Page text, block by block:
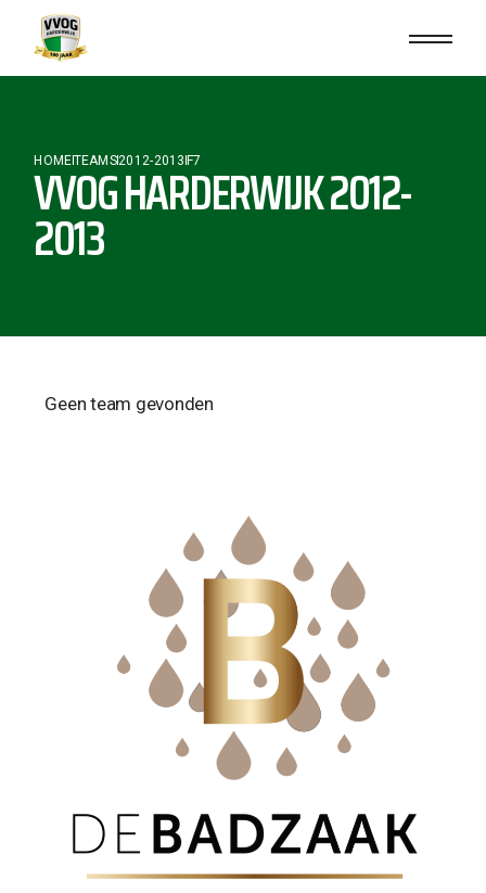
HOMETEAMS2012-2013 F7
VVOG HARDERWIJK 2012-
2013
Geen team gevonden